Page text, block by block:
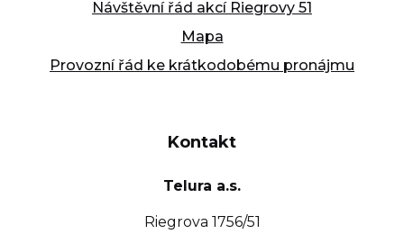
Návštěvní řád akcí Riegrovy 51
Mapa
Provozní řád ke krátkodobému pronájmu
Kontakt
Telura a.s.
Riegrova 1756/51